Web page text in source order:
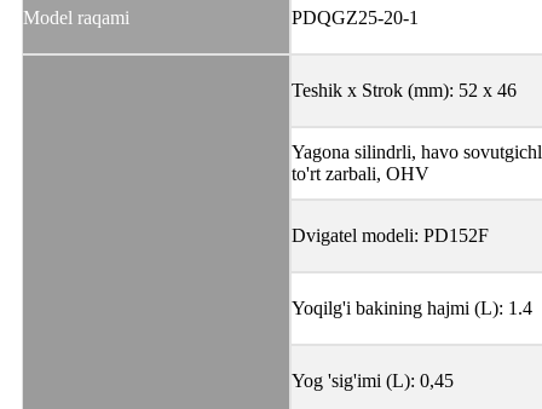
Model raqami PDQGZ25-20-1
Teshik x Strok (mm): 52 x 46
Yagona silindrli, havo
to'rt zarbali, OHV
Dvigatel modeli: PD152F
Yoqilg'i bakining hajmi (L): 1.4
Yog 'sig'imi (L): 0,45